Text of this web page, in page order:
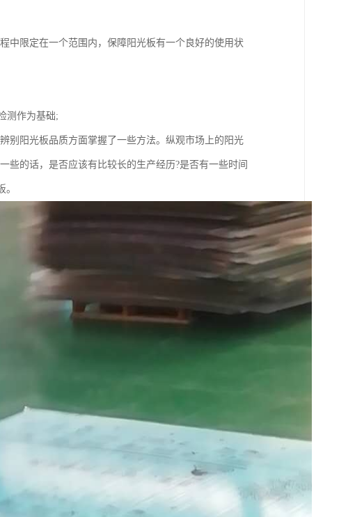
中限定在一个范围内，保障阳光板有一个良好的使用状
测作为基础;
别阳光板品质方面掌握了一些方法。纵观市场上的阳光
些的话，是否应该有比较长的生产经历?是否有一些时间